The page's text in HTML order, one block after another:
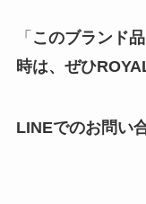
「 このブランド
時は、ぜひ
LINEでのお問い